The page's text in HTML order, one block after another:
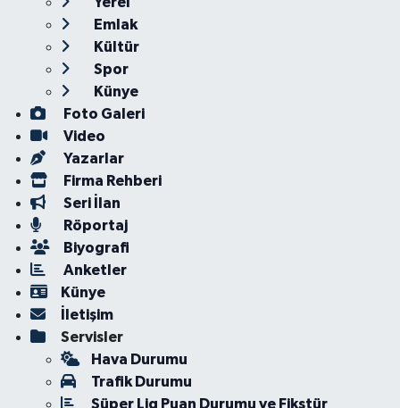
Emlak
Kültür
Spor
Künye
Foto Galeri
Video
Yazarlar
Firma Rehberi
Seri İlan
Röportaj
Biyografi
Anketler
Künye
İletişim
Servisler
Hava Durumu
Trafik Durumu
Süper Lig Puan Durumu ve Fikstür